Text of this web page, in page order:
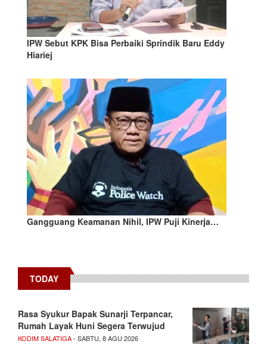
IPW Sebut KPK Bisa Perbaiki Sprindik Baru Eddy
Hiariej
Gangguang Keamanan Nihil, IPW Puji Kinerja…
TODAY
Rasa Syukur Bapak Sunarji Terpancar,
Rumah Layak Huni Segera Terwujud
KODIM SALATIGA- SABTU, 8 AGU 2026